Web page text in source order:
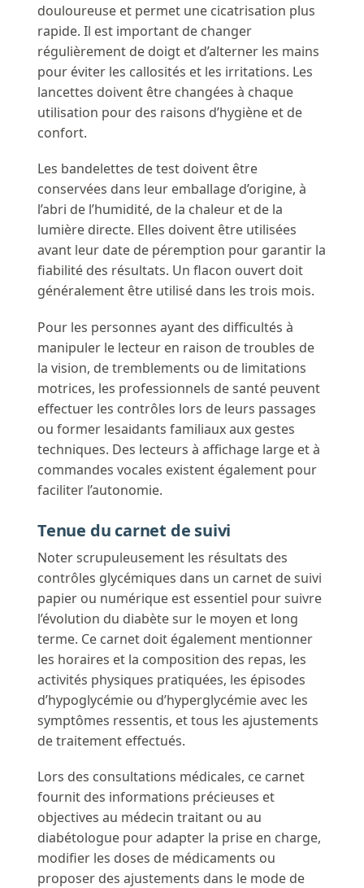
douloureuse et permet une cicatrisation plus
rapide. Il est important de changer
régulièrement de doigt et d’alterner les mains
pour éviter les callosités et les irritations. Les
lancettes doivent être changées à chaque
utilisation pour des raisons d’hygiène et de
confort.
Les bandelettes de test doivent être
conservées dans leur emballage d’origine, à
l’abri de l’humidité, de la chaleur et de la
lumière directe. Elles doivent être utilisées
avant leur date de péremption pour garantir la
fiabilité des résultats. Un flacon ouvert doit
généralement être utilisé dans les trois mois.
Pour les personnes ayant des difficultés à
manipuler le lecteur en raison de troubles de
la vision, de tremblements ou de limitations
motrices, les professionnels de santé peuvent
effectuer les contrôles lors de leurs passages
ou former lesaidants familiaux aux gestes
techniques. Des lecteurs à affichage large et à
commandes vocales existent également pour
faciliter l’autonomie.
Tenue du carnet de suivi
Noter scrupuleusement les résultats des
contrôles glycémiques dans un carnet de suivi
papier ou numérique est essentiel pour suivre
l’évolution du diabète sur le moyen et long
terme. Ce carnet doit également mentionner
les horaires et la composition des repas, les
activités physiques pratiquées, les épisodes
d’hypoglycémie ou d’hyperglycémie avec les
symptômes ressentis, et tous les ajustements
de traitement effectués.
Lors des consultations médicales, ce carnet
fournit des informations précieuses et
objectives au médecin traitant ou au
diabétologue pour adapter la prise en charge,
modifier les doses de médicaments ou
proposer des ajustements dans le mode de